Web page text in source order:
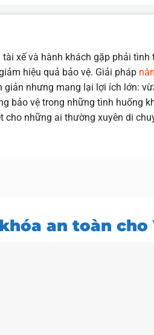
xế và hành khách gặp phải
hiệu quả bảo vệ. Giải pháp
nhưng mang lại lợi ích lớn:
bảo vệ trong những tình huống
những ai thường xuyên di
an toàn cho